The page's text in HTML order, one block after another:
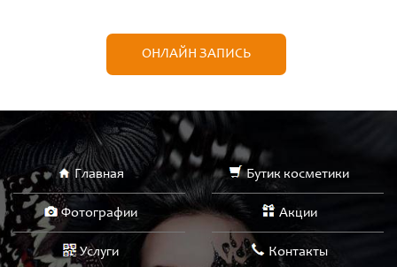
ОНЛАЙН ЗАПИСЬ
Главная
Фотографии
Услуги
Бутик косметики
Акции
Контакты